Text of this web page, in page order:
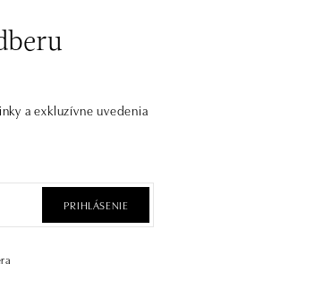
a exkluzívne uvedenia
PRIHLÁSENIE